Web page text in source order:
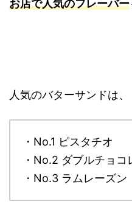
お店で人気のフレーバー
人気のバターサンドは、
・No.1 ピスタチオ
・No.2 ダブルチョコ
・No.3 ラムレーズン